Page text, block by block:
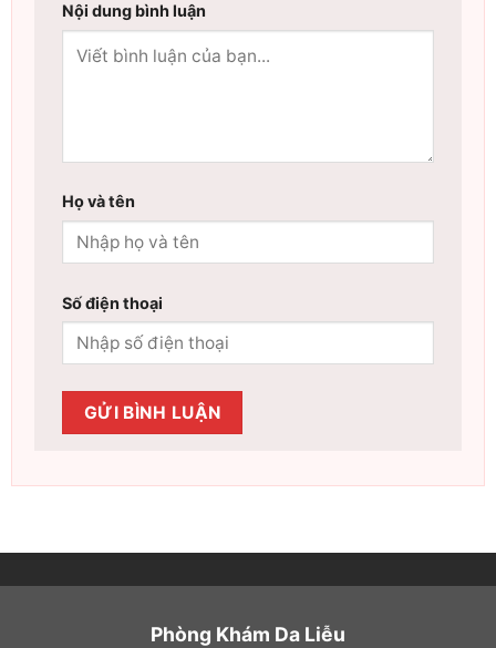
Nội dung bình luận
Họ và tên
Số điện thoại
Phòng Khám Da Liễu